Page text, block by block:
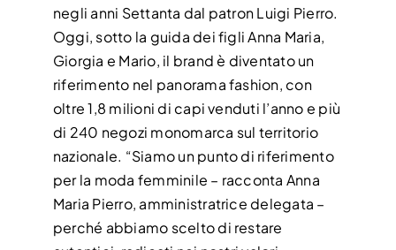
negli anni Settanta dal patron Luigi Pierro.
Oggi, sotto la guida dei figli Anna Maria,
Giorgia e Mario, il brand è diventato un
riferimento nel panorama fashion, con
oltre 1,8 milioni di capi venduti l’anno e più
di 240 negozi monomarca sul territorio
nazionale. “Siamo un punto di riferimento
per la moda femminile – racconta Anna
Maria Pierro, amministratrice delegata –
perché abbiamo scelto di restare